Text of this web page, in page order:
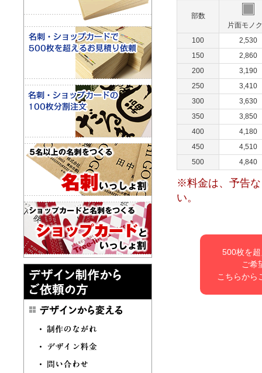
部数
片面モノ
100
2,530
150
2,860
200
3,190
250
3,410
300
3,630
350
3,850
400
4,180
450
4,510
500
4,840
※料金は、予告な
い。
500枚を
ご希
こちらから